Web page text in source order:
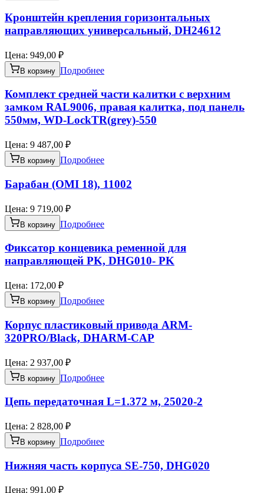
Кронштейн крепления горизонтальных
направляющих универсальный, DH24612
Цена: 949,00 ₽
В корзину Подробнее
Комплект средней части калитки с верхним
замком RAL9006, правая калитка, под панель
550мм, WD-LockTR(grey)-550
Цена: 9 487,00 ₽
В корзину Подробнее
Барабан (OMI 18), 11002
Цена: 9 719,00 ₽
В корзину Подробнее
Фиксатор концевика ременной для
направляющей PK, DHG010- PK
Цена: 172,00 ₽
В корзину Подробнее
Корпус пластиковый привода ARM-
320PRO/Black, DHARM-CAP
Цена: 2 937,00 ₽
В корзину Подробнее
Цепь передаточная L=1.372 м, 25020-2
Цена: 2 828,00 ₽
В корзину Подробнее
Нижняя часть корпуса SE-750, DHG020
Цена: 991,00 ₽